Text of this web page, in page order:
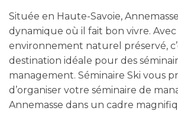
Située en Haute-Savoie,
dynamique où il fait bon vivre.
environnement naturel préservé,
destination idéale pour des
management. Séminaire Ski vous
d’organiser votre séminaire de
Annemasse dans un cadre